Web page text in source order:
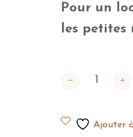
Pour un
les petites
quantité de
Ajouter